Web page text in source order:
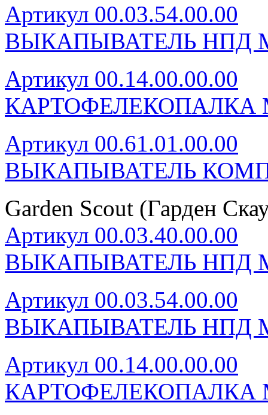
Артикул 00.03.54.00.00
ВЫКАПЫВАТЕЛЬ НПД
Артикул 00.14.00.00.00
КАРТОФЕЛЕКОПАЛКА
Артикул 00.61.01.00.00
ВЫКАПЫВАТЕЛЬ
Garden Scout (Гарден
Артикул 00.03.40.00.00
ВЫКАПЫВАТЕЛЬ НПД
Артикул 00.03.54.00.00
ВЫКАПЫВАТЕЛЬ НПД
Артикул 00.14.00.00.00
КАРТОФЕЛЕКОПАЛКА